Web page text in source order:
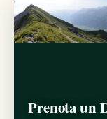
Prenota un